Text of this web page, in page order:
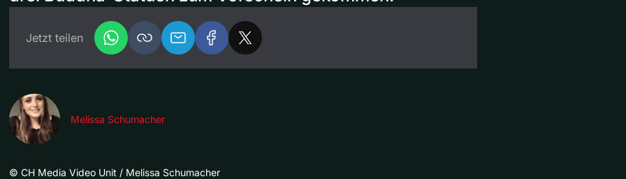
Jetzt teilen
Melissa Schumacher
© CH Media Video Unit / Melissa Schumacher